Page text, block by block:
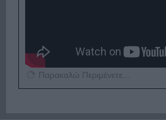
Παρακαλώ Περιμένετε...